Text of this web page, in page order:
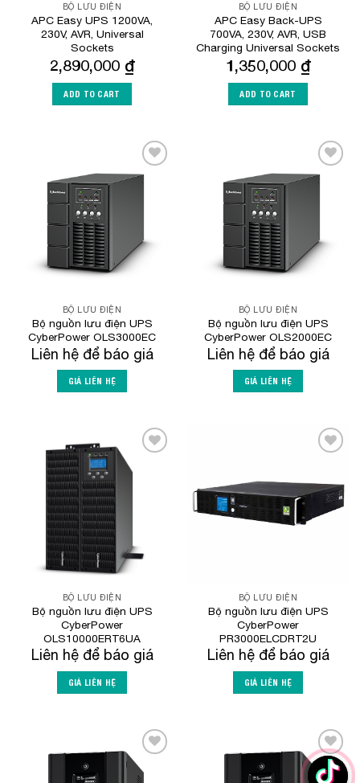
BỘ LƯU ĐIỆN
APC Easy UPS 1200VA,
230V, AVR, Universal
Sockets
2,890,000 ₫
ADD TO CART
BỘ LƯU ĐIỆN
APC Easy Back-UPS
700VA, 230V, AVR, USB
Charging Universal Sockets
1,350,000 ₫
ADD TO CART
Add to
BỘ LƯU ĐIỆN
Bộ nguồn lưu điện UPS
CyberPower OLS3000EC
Liên hệ để báo giá
GIÁ LIÊN HỆ
Add to
BỘ LƯU ĐIỆN
Bộ nguồn lưu điện UPS
CyberPower OLS2000EC
Liên hệ để báo giá
GIÁ LIÊN HỆ
Wishlist
BỘ LƯU ĐIỆN
Bộ nguồn lưu điện UPS
CyberPower
OLS10000ERT6UA
Liên hệ để báo giá
GIÁ LIÊN HỆ
BỘ LƯU ĐIỆN
Bộ nguồn lưu điện UPS
CyberPower
PR3000ELCDRT2U
Liên hệ để báo giá
GIÁ LIÊN HỆ
Add to
Wishlist
Add to
Wishlist